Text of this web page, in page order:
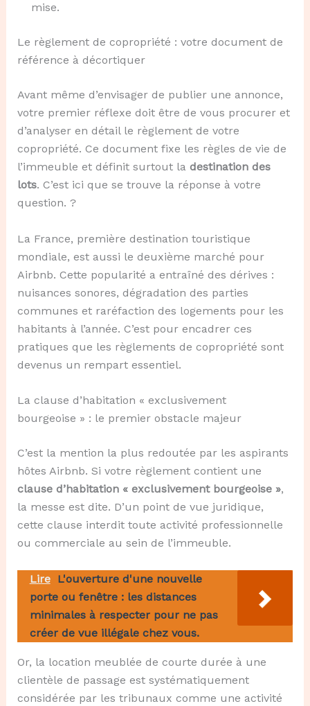
mise.
Le règlement de copropriété : votre document de
référence à décortiquer
Avant même d’envisager de publier une annonce,
votre premier réflexe doit être de vous procurer et
d’analyser en détail le règlement de votre
copropriété. Ce document fixe les règles de vie de
l’immeuble et définit surtout la destination des
lots. C’est ici que se trouve la réponse à votre
question. ?
La France, première destination touristique
mondiale, est aussi le deuxième marché pour
Airbnb. Cette popularité a entraîné des dérives :
nuisances sonores, dégradation des parties
communes et raréfaction des logements pour les
habitants à l’année. C’est pour encadrer ces
pratiques que les règlements de copropriété sont
devenus un rempart essentiel.
La clause d’habitation « exclusivement
bourgeoise » : le premier obstacle majeur
C’est la mention la plus redoutée par les aspirants
hôtes Airbnb. Si votre règlement contient une
clause d’habitation « exclusivement bourgeoise »,
la messe est dite. D’un point de vue juridique,
cette clause interdit toute activité professionnelle
ou commerciale au sein de l’immeuble.
Lire L'ouverture d'une nouvelle
porte ou fenêtre : les distances
minimales à respecter pour ne pas
créer de vue illégale chez vous.
Or, la location meublée de courte durée à une
clientèle de passage est systématiquement
considérée par les tribunaux comme une activité